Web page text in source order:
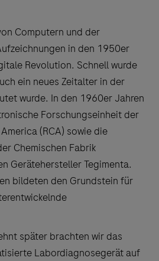
Computern und der
in den 1950er
Revolution. Schnell wurde
ein neues Zeitalter in der
wurde. In den 1960er Jahren
Forschungseinheit der
(RCA) sowie die
Chemischen Fabrik
Gerätehersteller Tegimenta.
bildeten den Grundstein für
später brachten wir das
Labordiagnosegerät auf